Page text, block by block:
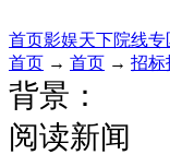
首页影娱天下院线专
首页 → 首页 → 招标
背景：
阅读新闻